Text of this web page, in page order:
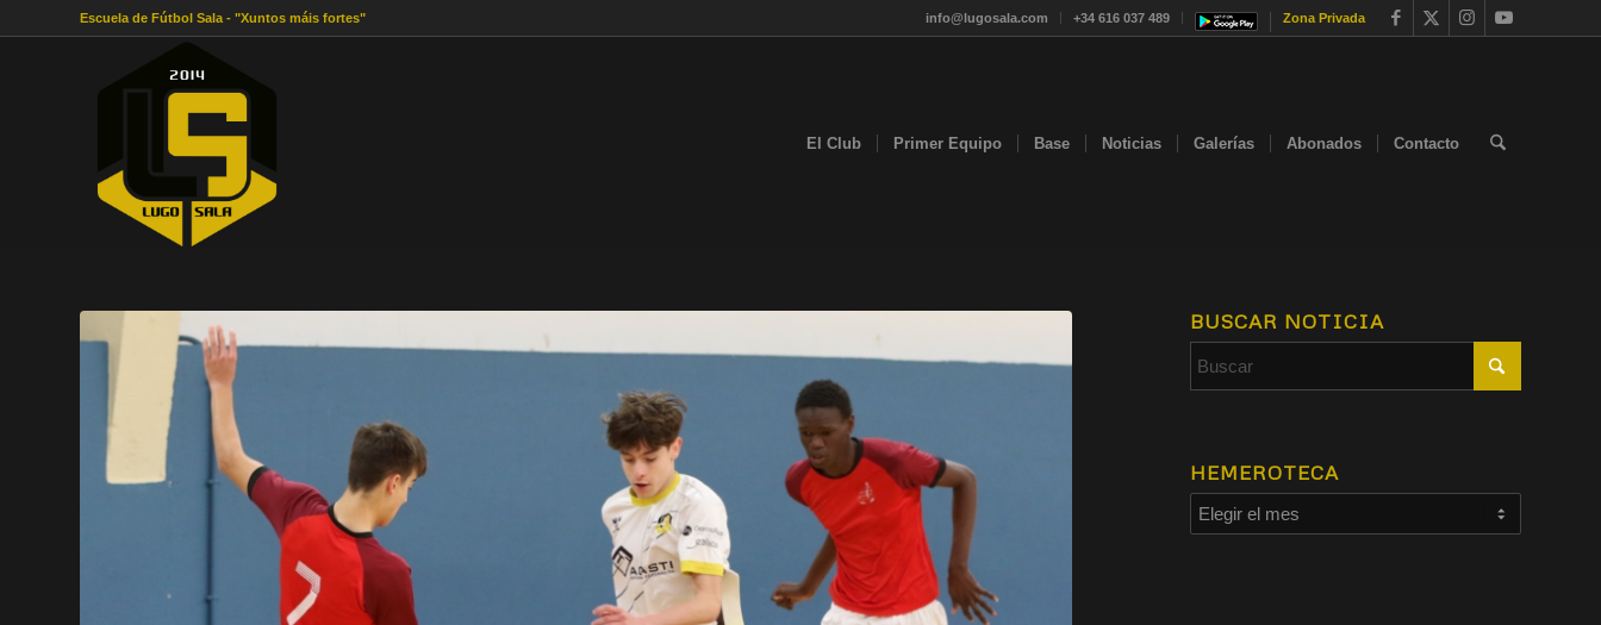
info@lugosala.com +34 616 037 489 Zona Privada
Escuela de Fútbol Sala - "Xuntos máis fortes"
El Club Primer Equipo Base Noticias Galerías Abonados Contacto
BUSCAR NOTICIA
HEMEROTECA